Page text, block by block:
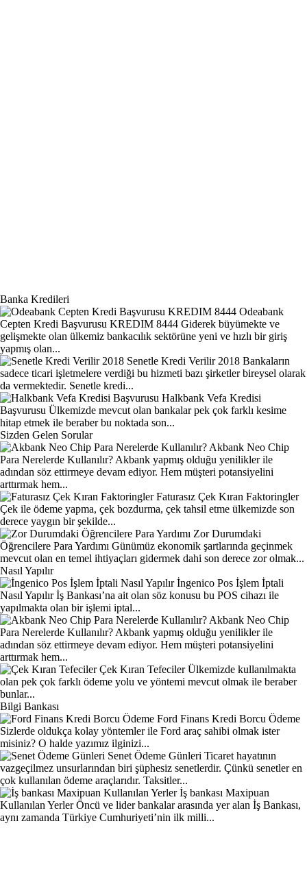
Banka Kredileri
Odeabank
Cepten Kredi Başvurusu KREDIM 8444 Giderek büyümekte ve
gelişmekte olan ülkemiz bankacılık sektörüne yeni ve hızlı bir giriş
yapmış olan...
Senetle Kredi Verilir 2018 Bankaların
sadece ticari işletmelere verdiği bu hizmeti bazı şirketler bireysel olarak
da vermektedir. Senetle kredi...
Halkbank Vefa Kredisi
Başvurusu Ülkemizde mevcut olan bankalar pek çok farklı kesime
hitap etmek ile beraber bu noktada son...
Sizden Gelen Sorular
Akbank Neo Chip
Para Nerelerde Kullanılır? Akbank yapmış olduğu yenilikler ile
adından söz ettirmeye devam ediyor. Hem müşteri potansiyelini
arttırmak hem...
Faturasız Çek Kıran Faktoringler
Çek ile ödeme yapma, çek bozdurma, çek tahsil etme ülkemizde son
derece yaygın bir şekilde...
Zor Durumdaki
Öğrencilere Para Yardımı Günümüz ekonomik şartlarında geçinmek
mevcut olan en temel ihtiyaçları gidermek dahi son derece zor olmak...
Nasıl Yapılır
İngenico Pos İşlem İptali
Nasıl Yapılır İş Bankası’na ait olan söz konusu bu POS cihazı ile
yapılmakta olan bir işlemi iptal...
Akbank Neo Chip
Para Nerelerde Kullanılır? Akbank yapmış olduğu yenilikler ile
adından söz ettirmeye devam ediyor. Hem müşteri potansiyelini
arttırmak hem...
Çek Kıran Tefeciler Ülkemizde kullanılmakta
olan pek çok farklı ödeme yolu ve yöntemi mevcut olmak ile beraber
bunlar...
Bilgi Bankası
Ford Finans Kredi Borcu Ödeme
Sizlerde oldukça kolay yöntemler ile Ford araç sahibi olmak ister
misiniz? O halde yazımız ilginizi...
Senet Ödeme Günleri Ticaret hayatının
vazgeçilmez unsurlarından biri şüphesiz senetlerdir. Çünkü senetler en
çok kullanılan ödeme araçlarıdır. Taksitler...
İş bankası Maxipuan
Kullanılan Yerler Öncü ve lider bankalar arasında yer alan İş Bankası,
aynı zamanda Türkiye Cumhuriyeti’nin ilk milli...